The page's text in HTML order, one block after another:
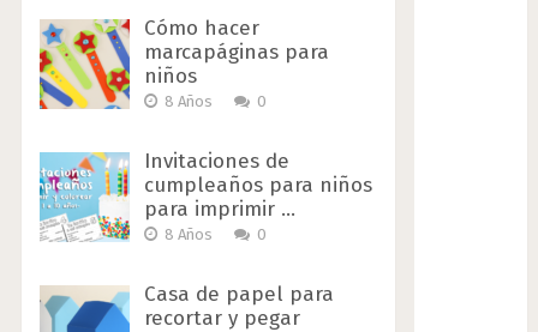
Cómo hacer
marcapáginas para
niños
8 Años 0
Invitaciones de
cumpleaños para niños
para imprimir …
8 Años 0
Casa de papel para
recortar y pegar